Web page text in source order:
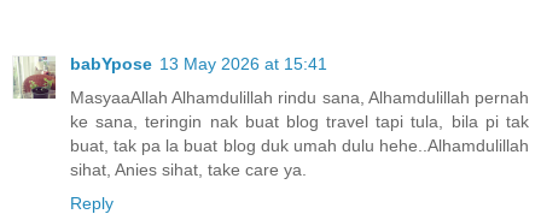
babYpose 13 May 2026 at 15:41
MasyaaAllah Alhamdulillah rindu sana, Alhamdulillah pernah
ke sana, teringin nak buat blog travel tapi tula, bila pi tak
buat, tak pa la buat blog duk umah dulu hehe..Alhamdulillah
sihat, Anies sihat, take care ya.
Reply